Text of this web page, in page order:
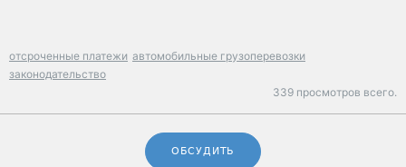
отсроченные платежи автомобильные грузоперевозки
законодательство
339 просмотров всего.
ОБСУДИТЬ